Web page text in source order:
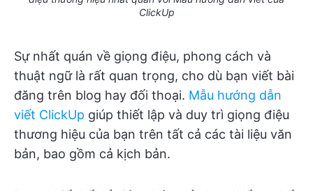
ClickUp
Sự nhất quán về giọng điệu, phong cách và
thuật ngữ là rất quan trọng, cho dù bạn viết bài
đăng trên blog hay đối thoại. Mẫu hướng dẫn
viết ClickUp giúp thiết lập và duy trì giọng điệu
thương hiệu của bạn trên tất cả các tài liệu văn
bản, bao gồm cả kịch bản.